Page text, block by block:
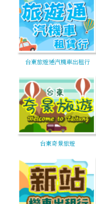
台東旅遊通汽機車出租行
台東奇景旅遊